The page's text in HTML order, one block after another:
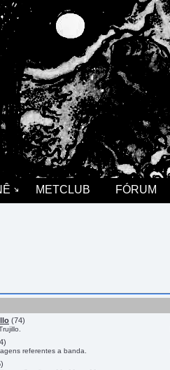
METCLUB FÓRUM
(74)
referentes a banda.